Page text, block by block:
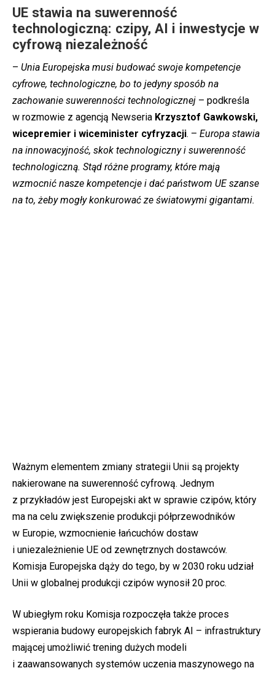
UE stawia na suwerenność
technologiczną: czipy, AI i inwestycje w
cyfrową niezależność
– Unia Europejska musi budować swoje kompetencje
cyfrowe, technologiczne, bo to jedyny sposób na
zachowanie suwerenności technologicznej – podkreśla
w rozmowie z agencją Newseria Krzysztof Gawkowski,
wicepremier i wiceminister cyfryzacji. – Europa stawia
na innowacyjność, skok technologiczny i suwerenność
technologiczną. Stąd różne programy, które mają
wzmocnić nasze kompetencje i dać państwom UE szanse
na to, żeby mogły konkurować ze światowymi gigantami.
Ważnym elementem zmiany strategii Unii są projekty
nakierowane na suwerenność cyfrową. Jednym
z przykładów jest Europejski akt w sprawie czipów, który
ma na celu zwiększenie produkcji półprzewodników
w Europie, wzmocnienie łańcuchów dostaw
i uniezależnienie UE od zewnętrznych dostawców.
Komisja Europejska dąży do tego, by w 2030 roku udział
Unii w globalnej produkcji czipów wynosił 20 proc.
W ubiegłym roku Komisja rozpoczęła także proces
wspierania budowy europejskich fabryk AI – infrastruktury
mającej umożliwić trening dużych modeli
i zaawansowanych systemów uczenia maszynowego na